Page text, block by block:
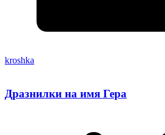
kroshka
Дразнилки на имя Гера